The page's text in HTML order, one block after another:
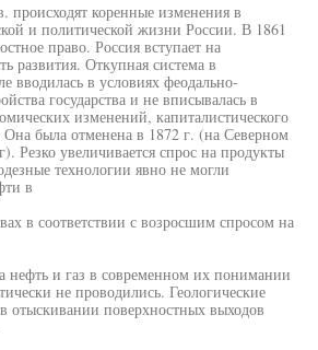
коренные изменения в
и политической жизни России. В 1861
право. Россия вступает на
развития. Откупная система в
вводилась в условиях феодально-
государства и не вписывалась в
изменений, капиталистического
Она была отменена в 1872 г. (на Северном
Резко увеличивается спрос на продукты
технологии явно не могли
в
в соответствии с возросшим спросом на
нефть и газ в современном их понимании
не проводились. Геологические
отыскивании поверхностных выходов